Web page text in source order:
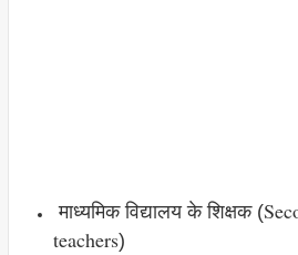
माध्यमिक विद्यालय के शिक्षक (
teachers)